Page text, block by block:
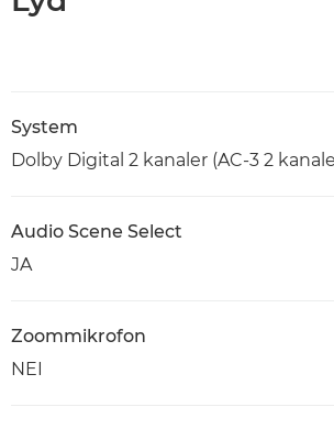
System
Dolby Digital 2 kanaler (AC-3 2
Audio Scene Select
JA
Zoommikrofon
NEI